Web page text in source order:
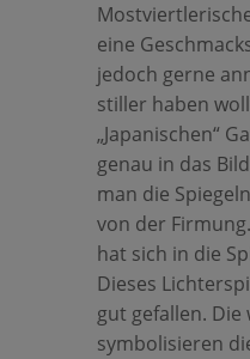
eine
jedoch gerne
stiller haben
„Japanischen“
genau in das
man die
von der
hat sich in die
Dieses
gut gefallen. Die
symbolisieren